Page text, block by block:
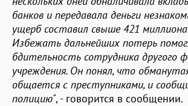
банков и передавала деньги
ущерб составил свыше 421 миллиона
Избежать дальнейших потерь
бдительность сотрудника другого
учреждения. Он понял, что
общается с преступниками, и
полицию", - говорится в сообщении.